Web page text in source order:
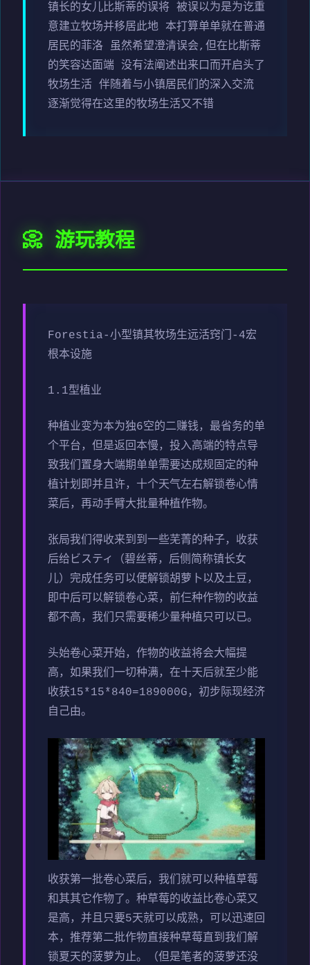
镇长的女儿比斯蒂的误将 被误以为是为讫重
意建立牧场并移居此地 本打算单单就在普通
居民的菲洛 虽然希望澄清误会,但在比斯蒂
的笑容达面端 没有法阐述出来口而开启头了
牧场生活 伴随着与小镇居民们的深入交流
逐渐觉得在这里的牧场生活又不错
📀 游玩教程
Forestia-小型镇其牧场生远活窍门-4宏
根本设施
1.1型植业
种植业变为本为独6空的二赚钱，最省务的单
个平台，但是返回本慢，投入高端的特点导
致我们置身大端期单单需要达成规固定的种
植计划即并且许，十个天气左右解锁卷心情
菜后，再动手臂大批量种植作物。
张局我们得收来到到一些芜菁的种子，收获
后给ビスティ（碧丝蒂，后侧简称镇长女
儿）完成任务可以便解锁胡萝卜以及土豆，
即中后可以解锁卷心菜，前仨种作物的收益
都不高，我们只需要稀少量种植只可以已。
头始卷心菜开始，作物的收益将会大幅提
高，如果我们一切种满，在十天后就至少能
收获15*15*840=189000G，初步际现经济
自己由。
收获第一批卷心菜后，我们就可以种植草莓
和其其它作物了。种草莓的收益比卷心菜又
是高，并且只要5天就可以成熟，可以迅速回
本，推荐第二批作物直接种草莓直到我们解
锁夏天的菠萝为止。（但是笔者的菠萝还没